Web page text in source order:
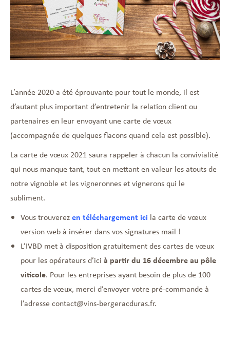
L’année 2020 a été éprouvante pour tout le monde, il est
d’autant plus important d’entretenir la relation client ou
partenaires en leur envoyant une carte de vœux
(accompagnée de quelques flacons quand cela est possible).
La carte de vœux 2021 saura rappeler à chacun la convivialité
qui nous manque tant, tout en mettant en valeur les atouts de
notre vignoble et les vigneronnes et vignerons qui le
subliment.
Vous trouverezen téléchargement ici la carte de vœux
version web à insérer dans vos signatures mail !
L’IVBD met à disposition gratuitement des cartes de vœux
pour les opérateurs d’ici à partir du 16 décembre au pôle
viticole. Pour les entreprises ayant besoin de plus de 100
cartes de vœux, merci d’envoyer votre pré-commande à
l’adressecontact@vins-bergeracduras.fr.